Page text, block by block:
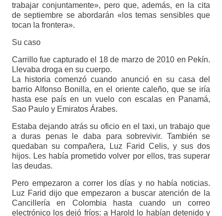
trabajar conjuntamente», pero que, además, en la cita
de septiembre se abordarán «los temas sensibles que
tocan la frontera».
Su caso
Carrillo fue capturado el 18 de marzo de 2010 en Pekín.
Llevaba droga en su cuerpo.
La historia comenzó cuando anunció en su casa del
barrio Alfonso Bonilla, en el oriente caleño, que se iría
hasta ese país en un vuelo con escalas en Panamá,
Sao Paulo y Emiratos Árabes.
Estaba dejando atrás su oficio en el taxi, un trabajo que
a duras penas le daba para sobrevivir. También se
quedaban su compañera, Luz Farid Celis, y sus dos
hijos. Les había prometido volver por ellos, tras superar
las deudas.
Pero empezaron a correr los días y no había noticias.
Luz Farid dijo que empezaron a buscar atención de la
Cancillería en Colombia hasta cuando un correo
electrónico los dejó fríos: a Harold lo habían detenido y